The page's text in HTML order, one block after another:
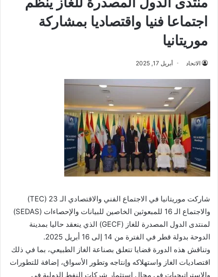
اجتماعا فنيا واقتصاديا بمشاركة
موريتانيا
الاتحاد أبريل 17, 2025
شاركت موريتانيا في الاجتماع الفني والاقتصادي الـ 23 (TEC)
والاجتماع الـ 16 للمبعوثين الخاصين للبيانات والإحصاءات (SEDAS)
لمنتدى الدول المصدرة للغاز (GECF) الذي ينعقد حاليا بمدينة
الدوحة بدولة قطر في الفترة من 14 إلى 16 أبريل 2025.
وتناقش هذه الدورة قضايا تتعلق بصناعة الغاز الطبيعي، بما في ذلك
اقتصاديات الغاز واستهلاكه وإنتاجه وتطور الأسواق، إضافة للتطورات
والاستراتيجيات في مجال استثمار شركات النفط الدولية في